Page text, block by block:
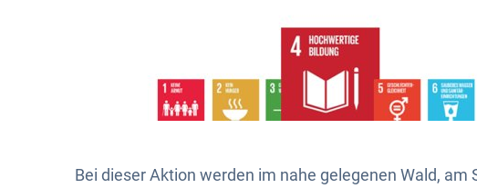
Bei dieser Aktion werden im nahe gelegenen Wald,